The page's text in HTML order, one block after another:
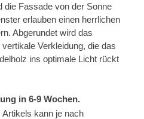
die Fassade von der Sonne
erlauben einen herrlichen
Abgerundet wird das
Verkleidung, die das
ins optimale Licht rückt
in 6-9 Wochen.
Artikels kann je nach